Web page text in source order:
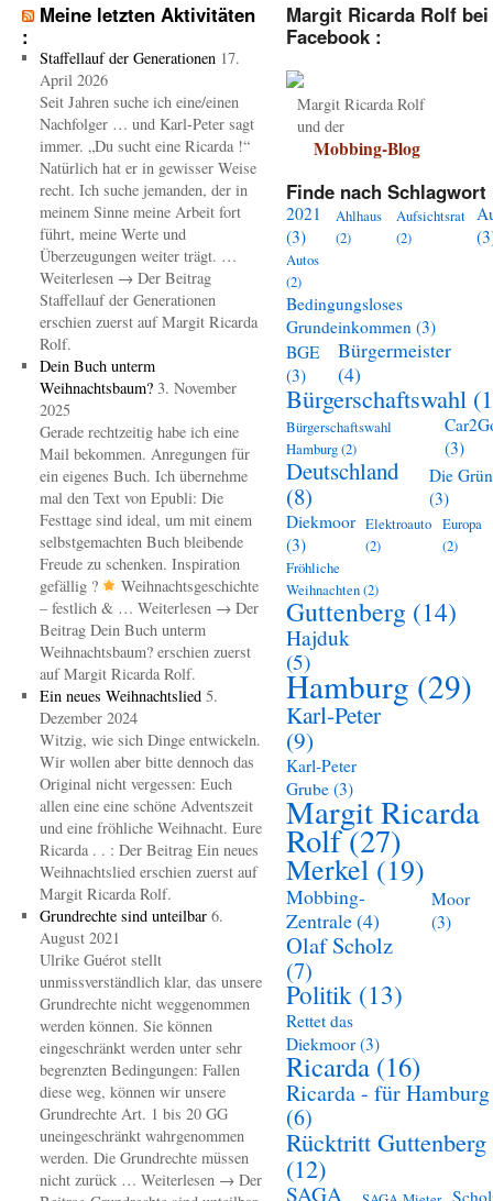
Meine letzten Aktivitäten
:
Staffellauf der Generationen 17.
April 2026
Seit Jahren suche ich eine/einen
Nachfolger … und Karl-Peter sagt
immer. „Du sucht eine Ricarda !“
Natürlich hat er in gewisser Weise
recht. Ich suche jemanden, der in
meinem Sinne meine Arbeit fort
führt, meine Werte und
Überzeugungen weiter trägt. …
Weiterlesen → Der Beitrag
Staffellauf der Generationen
erschien zuerst auf Margit Ricarda
Rolf.
Dein Buch unterm
Weihnachtsbaum? 3. November
2025
Gerade rechtzeitig habe ich eine
Mail bekommen. Anregungen für
ein eigenes Buch. Ich übernehme
mal den Text von Epubli: Die
Festtage sind ideal, um mit einem
selbstgemachten Buch bleibende
Freude zu schenken. Inspiration
gefällig ?
Weihnachtsgeschichte
– festlich & … Weiterlesen → Der
Beitrag Dein Buch unterm
Weihnachtsbaum? erschien zuerst
auf Margit Ricarda Rolf.
Ein neues Weihnachtslied 5.
Dezember 2024
Witzig, wie sich Dinge entwickeln.
Wir wollen aber bitte dennoch das
Original nicht vergessen: Euch
allen eine eine schöne Adventszeit
und eine fröhliche Weihnacht. Eure
Ricarda . . : Der Beitrag Ein neues
Weihnachtslied erschien zuerst auf
Margit Ricarda Rolf.
Grundrechte sind unteilbar 6.
August 2021
Ulrike Guérot stellt
unmissverständlich klar, das unsere
Grundrechte nicht weggenommen
werden können. Sie können
eingeschränkt werden unter sehr
begrenzten Bedingungen: Fallen
diese weg, können wir unsere
Grundrechte Art. 1 bis 20 GG
uneingeschränkt wahrgenommen
werden. Die Grundrechte müssen
nicht zurück … Weiterlesen → Der
Margit Ricarda Rolf bei
Facebook :
Margit Ricarda Rolf
und der
Mobbing-Blog
Finde nach Schlagwort
2021
(3)
Ahlhaus
(2)
Aufsichtsrat
(2)
Autos
(2)
Bedingungsloses
Grundeinkommen (3)
BGE
(3)
Bürgermeister
(4)
Bürgerschaftswahl
Bürgerschaftswahl
Hamburg(2)
(3)
Deutschland
(8)
Die
(3)
Diekmoor
(3)
Elektroauto
(2)
Europa
(2)
Fröhliche
Weihnachten(2)
Guttenberg (14)
Hajduk
(5)
Hamburg (29)
Karl-Peter
(9)
Karl-Peter
Grube (3)
Margit Ricarda
Rolf(27)
Merkel (19)
Mobbing-
Zentrale(4)
Moor
(3)
Olaf Scholz
(7)
Politik (13)
Rettet das
Diekmoor (3)
Ricarda(16)
Ricarda - für Hamburg
(6)
Rücktritt Guttenberg
(12)
SAGA